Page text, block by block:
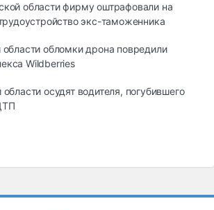
области фирму оштрафовали на
экс-таможенника
области обломки дрона повредили
Wildberries
осудят водителя, погубившего